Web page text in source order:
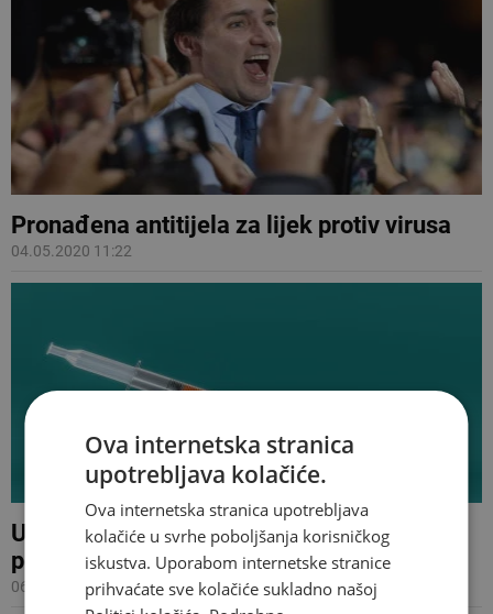
Pronađena antitijela za lijek protiv virusa
04.05.2020 11:22
U borbi protiv koronavirusa krajem lipnja
počet će testirati cjepivo na ljudima
06.04.2020 07:38
Ova internetska stranica
upotrebljava kolačiće.
Ova internetska stranica upotrebljava
kolačiće u svrhe poboljšanja korisničkog
iskustva. Uporabom internetske stranice
prihvaćate sve kolačiće sukladno našoj